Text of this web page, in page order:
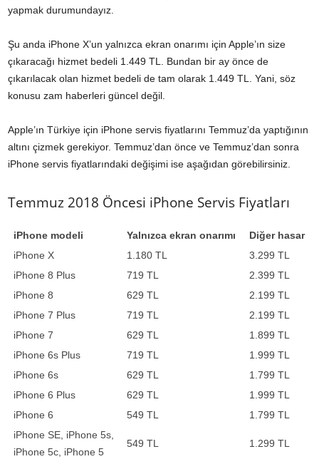
yapmak durumundayız.
Şu anda iPhone X’un yalnızca ekran onarımı için Apple’ın size
çıkaracağı hizmet bedeli 1.449 TL. Bundan bir ay önce de
çıkarılacak olan hizmet bedeli de tam olarak 1.449 TL. Yani, söz
konusu zam haberleri güncel değil.
Apple’ın Türkiye için iPhone servis fiyatlarını Temmuz’da yaptığının
altını çizmek gerekiyor. Temmuz’dan önce ve Temmuz’dan sonra
iPhone servis fiyatlarındaki değişimi ise aşağıdan görebilirsiniz.
Temmuz 2018 Öncesi iPhone Servis Fiyatları
iPhone modeli Yalnızca ekran onarımı
Diğer hasar
iPhone X
1.180 TL
3.299 TL
iPhone 8 Plus
719 TL
2.399 TL
iPhone 8
629 TL
2.199 TL
iPhone 7 Plus
719 TL
2.199 TL
iPhone 7
629 TL
1.899 TL
iPhone 6s Plus
719 TL
1.999 TL
iPhone 6s
629 TL
1.799 TL
iPhone 6 Plus
629 TL
1.999 TL
iPhone 6
549 TL
1.799 TL
iPhone SE, iPhone 5s,
iPhone 5c, iPhone 5
549 TL 1.299 TL